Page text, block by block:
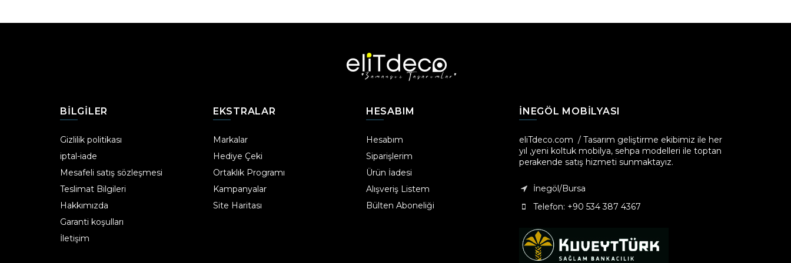
BILGILER
Gizlilik politikası
iptal-iade
Mesafeli satış sözleşmesi
Teslimat Bilgileri
Hakkımızda
Garanti koşulları
İletişim
EKSTRALAR
Markalar
Hediye Çeki
Ortaklık Programı
Kampanyalar
Site Haritası
HESABIM
Hesabım
Siparişlerim
Ürün İadesi
Alışveriş Listem
Bülten Aboneliği
INEGÖL MOBILYASI
eliTdeco.com / Tasarım geliştirme ekibimiz ile her
yıl ,yeni koltuk mobilya, sehpa modelleri ile toptan
perakende satış hizmeti sunmaktayız.
İnegöl/Bursa
Telefon: +90 534 387 4367